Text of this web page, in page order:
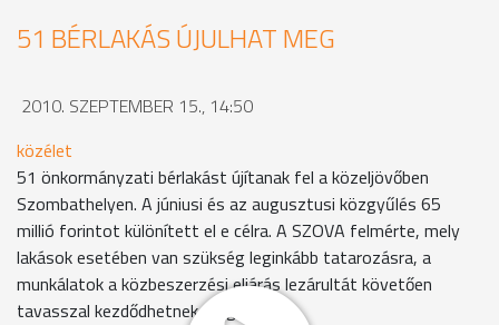
51 BÉRLAKÁS ÚJULHAT MEG
2010. SZEPTEMBER 15., 14:50
közélet
51 önkormányzati bérlakást újítanak fel a közeljövőben
Szombathelyen. A júniusi és az augusztusi közgyűlés 65
millió forintot különített el e célra. A SZOVA felmérte, mely
lakások esetében van szükség leginkább tatarozásra, a
munkálatok a közbeszerzési eljárás lezárultát követően
tavasszal kezdődhetnek meg.